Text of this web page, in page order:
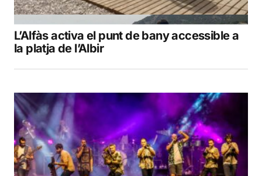
L’Alfàs activa el punt de bany accessible a
la platja de l’Albir